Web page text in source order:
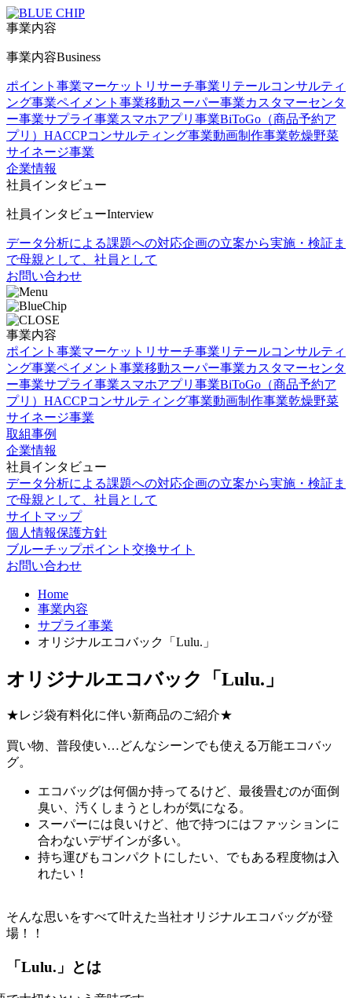
事業内容
事業内容Business
ポイント事業マーケットリサーチ事業 リテールコンサルティ
ング事業ペイメント事業移動スーパー事業カスタマーセンタ
ー事業サプライ事業スマホアプリ事業BiToGo（商品予約ア
プリ） HACCPコンサルティング事業動画制作事業乾燥野菜
サイネージ事業
企業情報
社員インタビュー
社員インタビューInterview
データ分析による課題への対応企画の立案から実施・検証ま
で母親として、社員として
お問い合わせ
事業内容
ポイント事業マーケットリサーチ事業 リテールコンサルティ
ング事業ペイメント事業移動スーパー事業カスタマーセンタ
ー事業サプライ事業スマホアプリ事業BiToGo（商品予約ア
プリ） HACCPコンサルティング事業動画制作事業乾燥野菜
サイネージ事業
取組事例
企業情報
社員インタビュー
データ分析による課題への対応企画の立案から実施・検証ま
で母親として、社員として
サイトマップ
個人情報保護方針
ブルーチップポイント交換サイト
お問い合わせ
Home
事業内容
サプライ事業
オリジナルエコバック「Lulu.」
オリジナルエコバック「Lulu.」
★レジ袋有料化に伴い新商品のご紹介★
買い物、普段使い…どんなシーンでも使える万能エコバッ
グ。
エコバッグは何個か持ってるけど、最後畳むのが面倒
臭い、汚くしまうとしわが気になる。
スーパーには良いけど、他で持つにはファッションに
合わないデザインが多い。
持ち運びもコンパクトにしたい、でもある程度物は入
れたい！
そんな思いをすべて叶えた当社オリジナルエコバッグが登
場！！
「Lulu.」とは